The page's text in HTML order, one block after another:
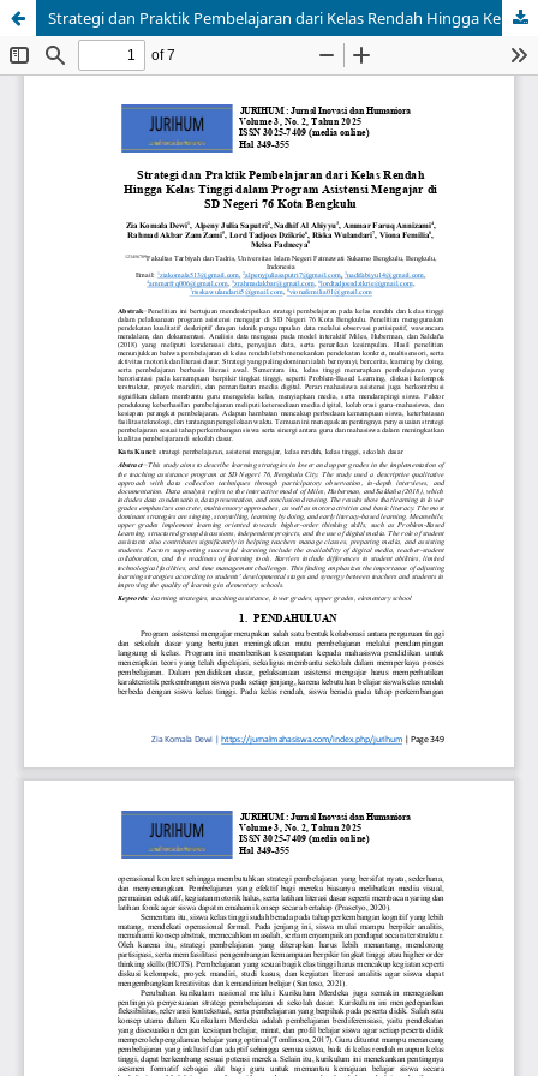
Strategi dan Praktik Pembelajaran dari Kelas Rendah Hingga Kelas Tinggi dalam Program Asistensi Mengajar di SD Negeri 76 Kota Bengkulu